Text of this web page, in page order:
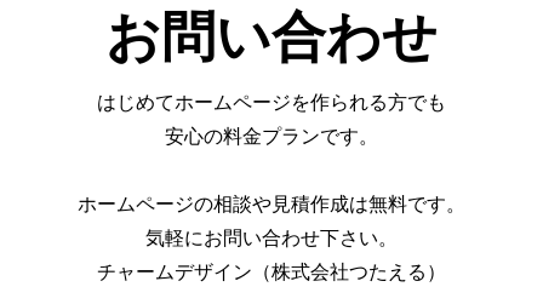
お問い合わせ
はじめてホームページを作られる方でも
安心の料金プランです。
ホームページの相談や見積作成は無料です。
気軽にお問い合わせ下さい。
チャームデザイン（株式会社つたえる）